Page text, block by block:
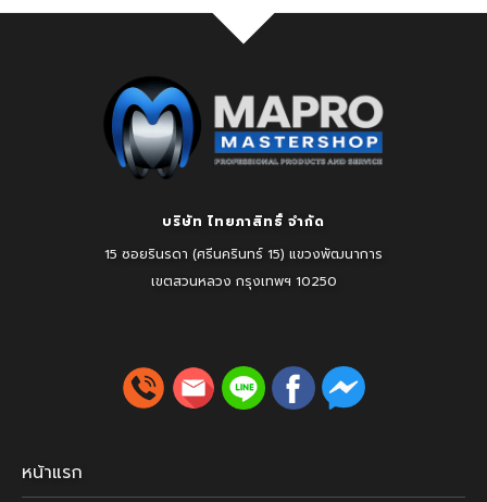
บริษัท ไทยภาสิทธิ์ จำกัด
15 ซอยรินรดา (ศรีนครินทร์ 15) แขวงพัฒนาการ
เขตสวนหลวง กรุงเทพฯ 10250
หน้าแรก